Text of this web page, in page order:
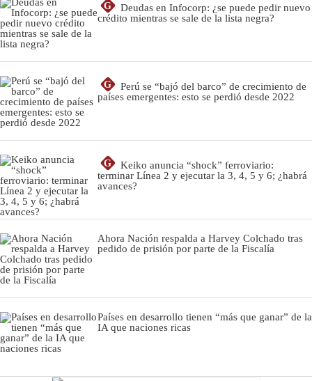
G
Deudas en Infocorp: ¿se puede pedir nuevo
crédito mientras se sale de la lista negra?
G
Perú se “bajó del barco” de crecimiento de
países emergentes: esto se perdió desde 2022
G
Keiko anuncia “shock” ferroviario:
terminar Línea 2 y ejecutar la 3, 4, 5 y 6; ¿habrá
avances?
Ahora Nación respalda a Harvey Colchado tras
pedido de prisión por parte de la Fiscalía
Países en desarrollo tienen “más que ganar” de la
IA que naciones ricas